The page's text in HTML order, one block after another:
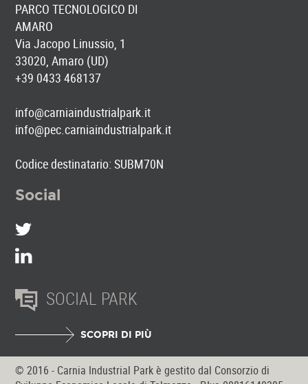
PARCO TECNOLOGICO DI
AMARO
Via Jacopo Linussio, 1
33020, Amaro (UD)
+39 0433 468137
info@carniaindustrialpark.it
info@pec.carniaindustrialpark.it
Codice destinatario: SUBM70N
Social
SOCIAL PARK
SCOPRI DI PIÙ
© 2016 - Carnia Industrial Park è gestito dal Consorzio di